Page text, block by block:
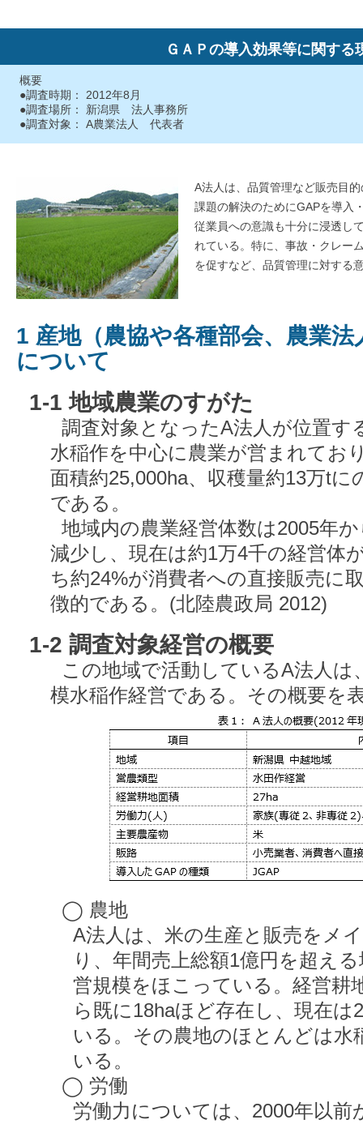
ＧＡＰの導入効果等に関する
概要
●調査時期： 2012年8月
●調査場所： 新潟県 法人事務所
●調査対象： A農業法人 代表者
A法人は、品質管理など販売目
課題の解決のためにGAPを導入
従業員への意識も十分に浸透し
れている。特に、事故・クレー
を促すなど、品質管理に対する
1 産地（農協や各種部会、農業
について
1-1 地域農業のすがた
調査対象となったA法人が位置す
水稲作を中心に農業が営まれてお
面積約25,000ha、収穫量約13万tに
である。
地域内の農業経営体数は2005年
減少し、現在は約1万4千の経営体
ち約24%が消費者への直接販売に
徴的である。(北陸農政局 2012)
1-2 調査対象経営の概要
この地域で活動しているA法人は
模水稲作経営である。その概要を
◯ 農地
A法人は、米の生産と販売をメ
り、年間売上総額1億円を超え
営規模をほこっている。経営耕
ら既に18haほど存在し、現在
いる。その農地のほとんどは
いる。
◯ 労働
労働力については、2000年以前